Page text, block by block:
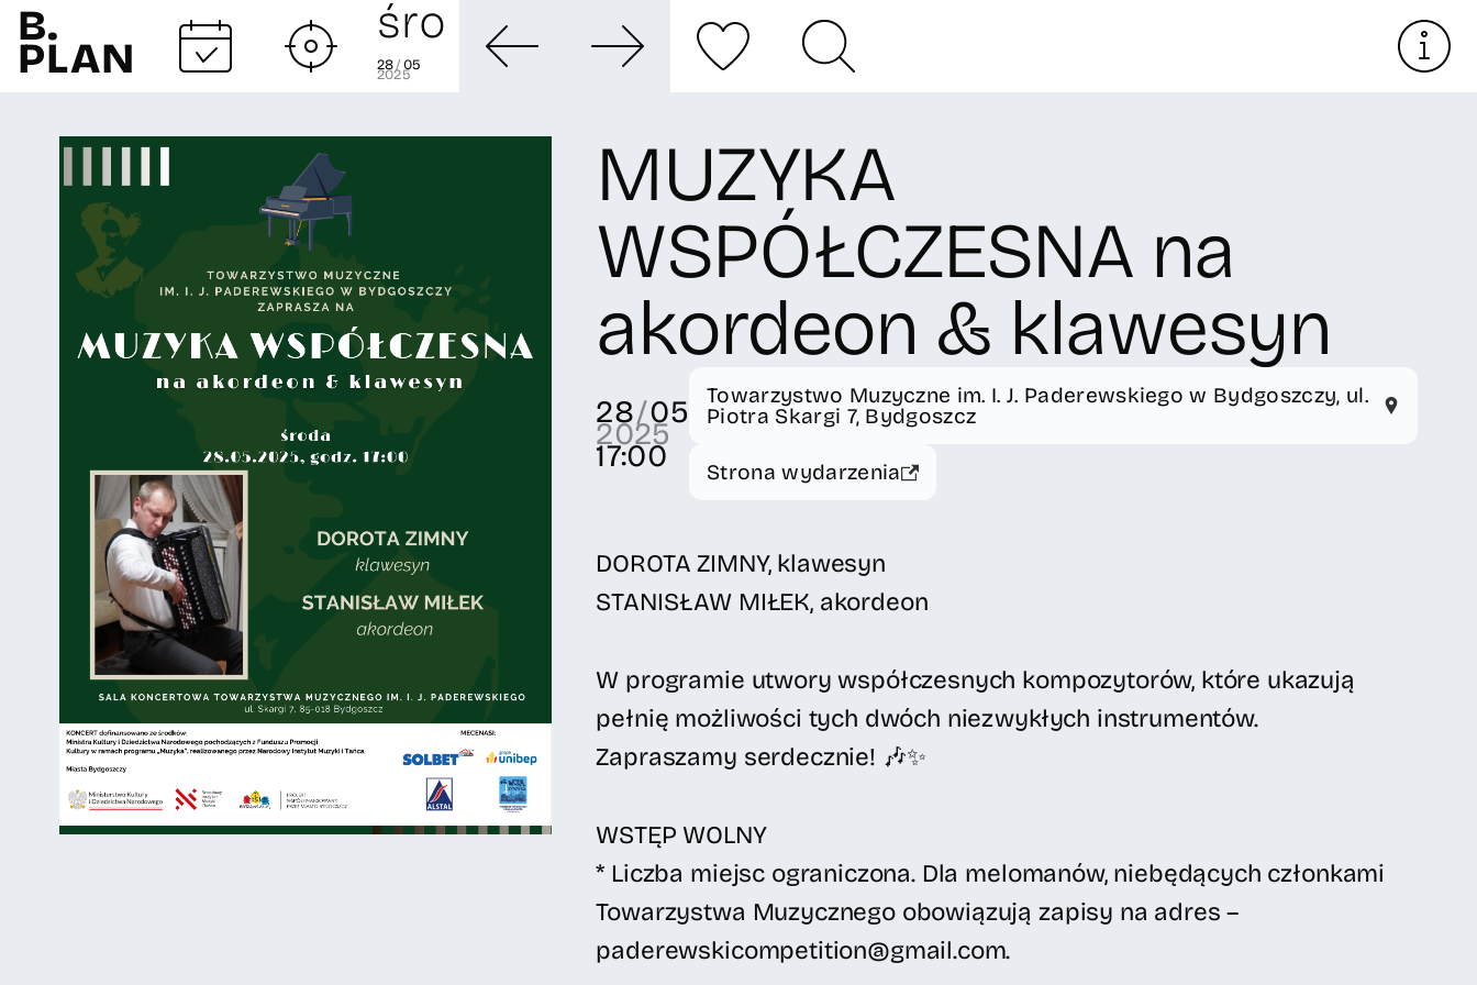
B.
PLAN
śro
28/05
2025
MUZYKA
WSPÓŁCZESNA na
akordeon & klawesyn
28/05
2025
17:00
Towarzystwo Muzyczne im. I. J. Paderewskiego w Bydgoszczy, ul.
Piotra Skargi 7, Bydgoszcz
Strona wydarzenia
DOROTA ZIMNY, klawesyn
STANISŁAW MIŁEK, akordeon
W programie utwory współczesnych kompozytorów, które ukazują
pełnię możliwości tych dwóch niezwykłych instrumentów.
Zapraszamy serdecznie! 🎶✨
WSTĘP WOLNY
* Liczba miejsc ograniczona. Dla melomanów, niebędących członkami
Towarzystwa Muzycznego obowiązują zapisy na adres –
paderewskicompetition@gmail.com.